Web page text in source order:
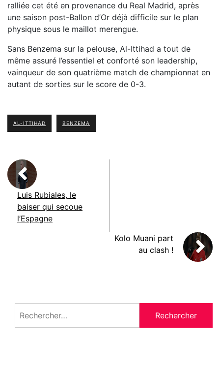
ralliée cet été en provenance du Real Madrid, après
une saison post-Ballon d’Or déjà difficile sur le plan
physique sous le maillot merengue.
Sans Benzema sur la pelouse, Al-Ittihad a tout de
même assuré l’essentiel et conforté son leadership,
vainqueur de son quatrième match de championnat en
autant de sorties sur le score de 0-3.
AL-ITTIHAD BENZEMA
Luis Rubiales, le
baiser qui secoue
l’Espagne
Kolo Muani part
au clash !